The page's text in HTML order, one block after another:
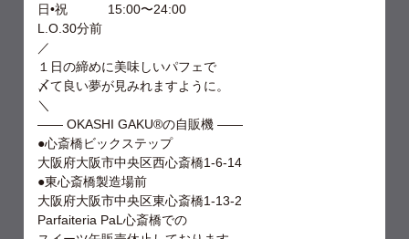
日•祝 15:00〜24:00
L.O.30分前
⁡／
１日の締めに美味しいパフェで
〆て良い夢が見みれますように。
＼
—— OKASHI GAKU®︎の自販機 ——
●心斎橋ビックステップ
大阪府大阪市中央区西心斎橋1-6-14
●東心斎橋製造場前
大阪府大阪市中央区東心斎橋1-13-2
Parfaiteria PaL心斎橋での